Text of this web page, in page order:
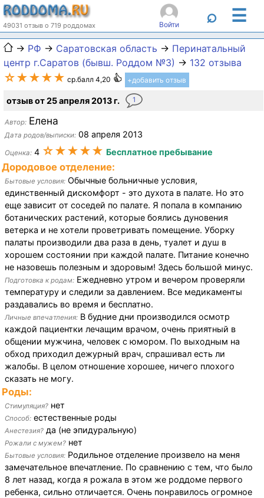
49031 отзыв о 719 роддомах Войти ⌕ ☰
→ РФ → Саратовская область → Перинатальный
центр г.Саратов (бывш. Роддом №3) → 132 отзыва
☆★★★★ ср.балл 4,20 +добавить отзыв
отзыв от 25 апреля 2013 г. 1
Автор: Елена
Дата родов/выписки: 08 апреля 2013
Оценка: 4 ☆★★★★ Бесплатное пребывание
Дородовое отделение:
Бытовые условия: Обычные больничные условия,
единственный дискомфорт - это духота в палате. Но это
еще зависит от соседей по палате. Я попала в компанию
ботанических растений, которые боялись дуновения
ветерка и не хотели проветривать помещение. Уборку
палаты производили два раза в день, туалет и душ в
хорошем состоянии при каждой палате. Питание конечно
не назовешь полезным и здоровым! Здесь большой минус.
Подготовка к родам: Ежедневно утром и вечером проверяли
температуру и следили за давлением. Все медикаменты
раздавались во время и бесплатно.
Личные впечатления: В будние дни производился осмотр
каждой пациентки лечащим врачом, очень приятный в
общении мужчина, человек с юмором. По выходным на
обход приходил дежурный врач, спрашивал есть ли
жалобы. В целом отношение хорошее, ничего плохого
сказать не могу.
Роды:
Стимуляция? нет
Способ: естественные роды
Анестезия? да (не эпидуральную)
Рожали с мужем? нет
Бытовые условия: Родильное отделение произвело на меня
замечательное впечатление. По сравнению с тем, что было
8 лет назад, когда я рожала в этом же роддоме первого
ребенка, сильно отличается. Очень понравилось огромное